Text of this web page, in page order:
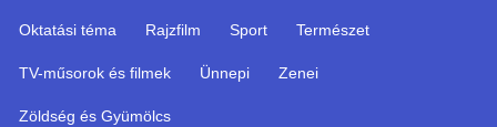
Oktatási téma Rajzfilm Sport Természet
TV-műsorok és filmek Ünnepi Zenei
Zöldség és Gyümölcs